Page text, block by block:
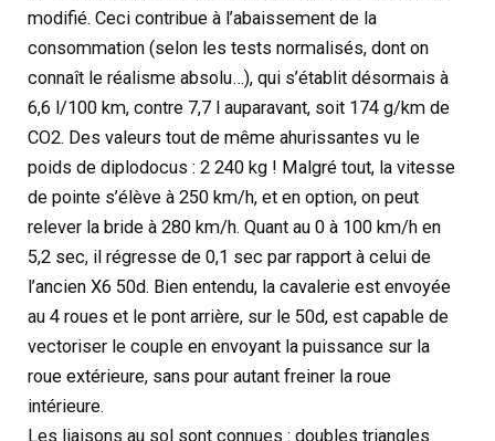
modifié. Ceci contribue à l’abaissement de la
consommation (selon les tests normalisés, dont on
connaît le réalisme absolu…), qui s’établit désormais à
6,6 l/100 km, contre 7,7 l auparavant, soit 174 g/km de
CO2. Des valeurs tout de même ahurissantes vu le
poids de diplodocus : 2 240 kg ! Malgré tout, la vitesse
de pointe s’élève à 250 km/h, et en option, on peut
relever la bride à 280 km/h. Quant au 0 à 100 km/h en
5,2 sec, il régresse de 0,1 sec par rapport à celui de
l’ancien X6 50d. Bien entendu, la cavalerie est envoyée
au 4 roues et le pont arrière, sur le 50d, est capable de
vectoriser le couple en envoyant la puissance sur la
roue extérieure, sans pour autant freiner la roue
intérieure.
Les liaisons au sol sont connues : doubles triangles